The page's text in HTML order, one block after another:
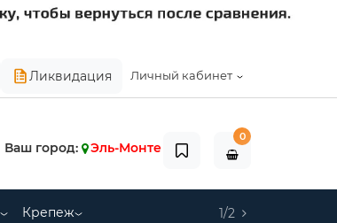
Личный кабинет
Ликвидация
Ваш город: Эль-Монте
0
Крепеж 1/2